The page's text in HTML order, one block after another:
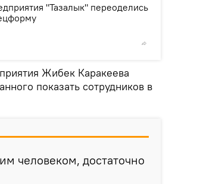
"Тазалык" переоделись
Жибек Каракеева
показать сотрудников в
человеком, достаточно